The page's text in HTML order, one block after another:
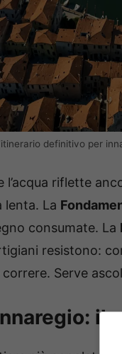
definitivo per
l’acqua riflette
lenta. La
consumate. La
resistono:
Serve
il